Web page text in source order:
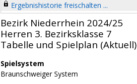
Ergebnishistorie freischalten ...
Bezirk Niederrhein 2024/25
Herren 3. Bezirksklasse 7
Tabelle und Spielplan (Aktuell)
Spielsystem
Braunschweiger System